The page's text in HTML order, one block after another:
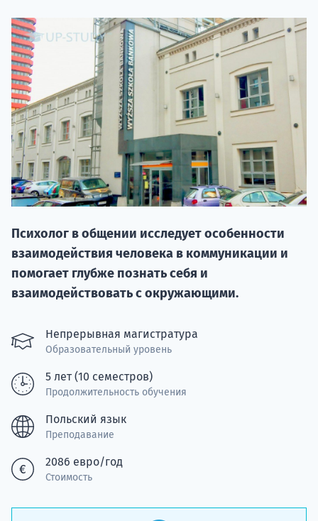
Психолог в общении исследует особенности
взаимодействия человека в коммуникации и
помогает глубже познать себя и
взаимодействовать с окружающими.
Непрерывная магистратура
Образовательный уровень
5 лет (10 семестров)
Продолжительность обучения
Польский язык
Преподавание
2086 евро/год
Стоимость